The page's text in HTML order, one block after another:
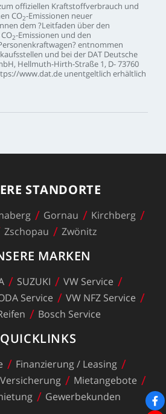
offiziellen Kraftstoffverbrauch und
CO2-Emissionen neuer
dem ?Leitfaden überden
CO2-Emissionen und den
entnommen
und beider DAT Deutsche
Hellmuth-Hirth-Straße 1, D-73760
www.dat.de unentgeltlich erhältlich
STANDORTE
Gornau
Kirchberg
Zschopau Zwönitz
MARKEN
SUZUKI VW Service
Service VW NFZ Service
Bosch Service
QUICKLINKS
Finanzierung/ Leasing
Versicherung
Mietangebote
Gewerbekunden